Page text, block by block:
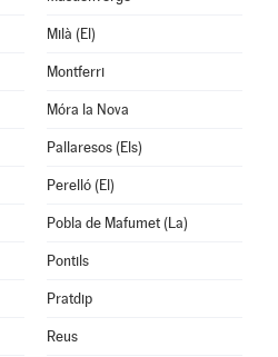
Milà (El)
Montferri
Móra la Nova
Pallaresos (Els)
Perelló (El)
Pobla de Mafumet (La)
Pontils
Pratdip
Reus